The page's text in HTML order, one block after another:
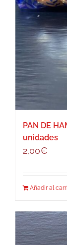
PAN DE
unidades
2,00€
Añadir al